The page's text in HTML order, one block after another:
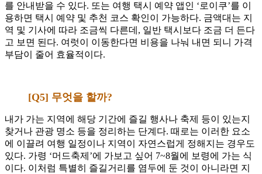
를 안내받을 수 있다. 또는 여행 택시 예약 앱인 ‘로이쿠’를 이
용하면 택시 예약 및 추천 코스 확인이 가능하다. 금액대는 지
역 및 기사에 따라 조금씩 다른데, 일반 택시보다 조금 더 든다
고 보면 된다. 여럿이 이동한다면 비용을 나눠 내면 되니 가격
부담이 줄어 효율적이다.
[Q5] 무엇을 할까?
내가 가는 지역에 해당 기간에 즐길 행사나 축제 등이 있는지
찾거나 관광 명소 등을 정리하는 단계다. 때로는 이러한 요소
에 이끌려 여행 일정이나 지역이 자연스럽게 정해지는 경우도
있다. 가령 ‘머드축제’에 가보고 싶어 7~8월에 보령에 가는 식
이다. 이처럼 특별히 즐길거리를 염두에 둔 것이 아니라면 지